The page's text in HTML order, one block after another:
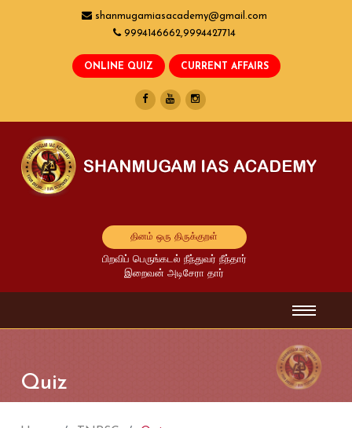
shanmugamiasacademy@gmail.com
9994146662,9994427714
தினம் ஒரு திருக்குறள்
பிறவிப் பெருங்கடல் நீந்துவர் நீந்தார்
இறைவன் அடிசேரா தார்
Quiz